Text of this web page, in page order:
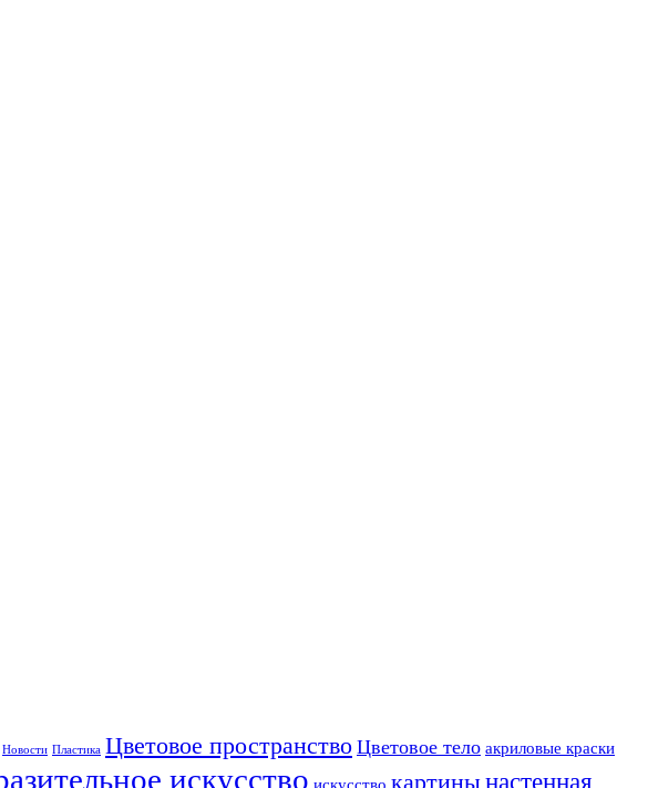
Новости Пластика Цветовое пространство Цветовое тело акриловые краски
искусство картинынастенная